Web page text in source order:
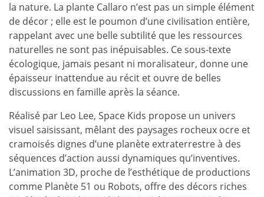
la nature. La plante Callaro n’est pas un simple élément
de décor ; elle est le poumon d’une civilisation entière,
rappelant avec une belle subtilité que les ressources
naturelles ne sont pas inépuisables. Ce sous-texte
écologique, jamais pesant ni moralisateur, donne une
épaisseur inattendue au récit et ouvre de belles
discussions en famille après la séance.
Réalisé par Leo Lee, Space Kids propose un univers
visuel saisissant, mêlant des paysages rocheux ocre et
cramoisés dignes d’une planète extraterrestre à des
séquences d’action aussi dynamiques qu’inventives.
L’animation 3D, proche de l’esthétique de productions
comme Planète 51 ou Robots, offre des décors riches